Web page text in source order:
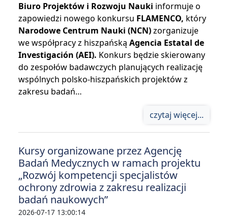
Biuro Projektów i Rozwoju Nauki informuje o
zapowiedzi nowego konkursu FLAMENCO, który
Narodowe Centrum Nauki (NCN)zorganizuje
we współpracy z hiszpańską Agencia Estatal de
Investigación (AEI). Konkurs będzie skierowany
do zespołów badawczych planujących realizację
wspólnych polsko-hiszpańskich projektów z
zakresu badań…
czytaj więcej...
Kursy organizowane przez Agencję
Badań Medycznych w ramach projektu
„Rozwój kompetencji specjalistów
ochrony zdrowia z zakresu realizacji
badań naukowych”
2026-07-17 13:00:14